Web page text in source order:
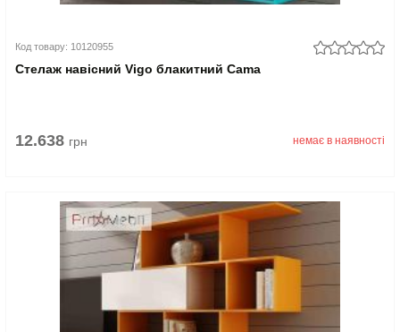
Код товару: 10120955
Стелаж навісний Vigo блакитний Cama
12.638 грн немає в наявності